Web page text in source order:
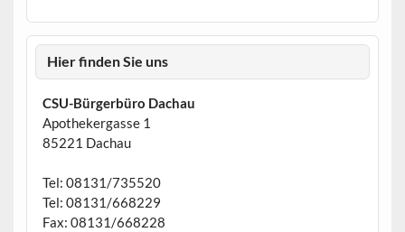
Hier finden Sie uns
CSU-Bürgerbüro Dachau
Apothekergasse 1
85221 Dachau
Tel: 08131/735520
Tel: 08131/668229
Fax: 08131/668228